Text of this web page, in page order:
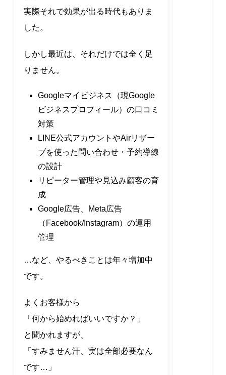
実際それで効果が出る時代もありま
した。
しかし最近は、それだけでは全く足
りません。
Googleマイビジネス（現Google
ビジネスプロフィール）の口コミ
対策
LINE公式アカウントやAirリザー
ブを使った問い合わせ・予約導線
の設計
リピーター管理や見込み顧客の育
成
Google広告、Meta広告
（Facebook/Instagram）の運用
管理
…など、やるべきことは年々増加中
です。
よくお客様から
「何から始めればいいですか？」
と聞かれますが、
「すみません汗、実は全部必要なん
です…」